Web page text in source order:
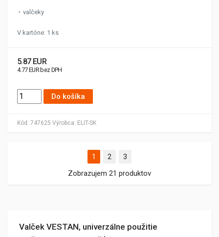
Valček VESTAN, univerzálne použitie
Kód: 747625 Výrobca: ELIT-SK
valčeky
V kartóne: 1 ks
5.87 EUR
4.77 EUR bez DPH
Do košíka
1 2
3
Zobrazujem 21 produktov